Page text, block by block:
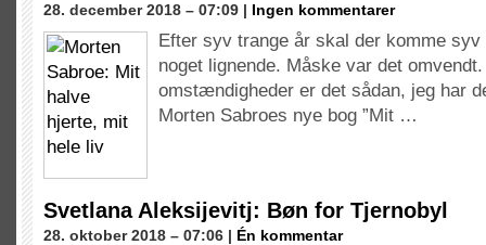
28. december 2018 – 07:09 | Ingen kommentarer
Efter syv trange år skal der komme syv
noget lignende. Måske var det
omstændigheder er det sådan, jeg har
Morten Sabroes nye bog ”Mit …
Svetlana Aleksijevitj: Bøn for Tjernobyl
28. oktober 2018 – 07:06 | Én kommentar